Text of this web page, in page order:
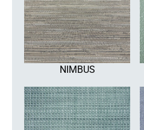
NIMBUS